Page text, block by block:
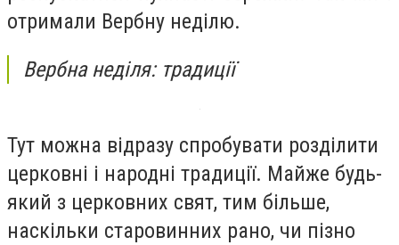
отримали Вербну неділю.
Вербна неділя: традиції
Тут можна відразу спробувати розділити
церковні і народні традиції. Майже будь-
який з церковних свят, тим більше,
наскільки старовинних рано, чи пізно